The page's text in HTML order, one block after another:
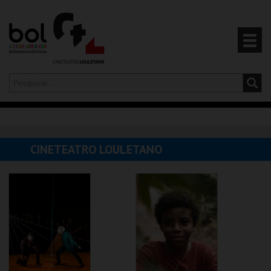
Olá,iniciar sessão
CARRINHO
EVENTOS
PRODUTOS
CINETEATRO LOULETANO